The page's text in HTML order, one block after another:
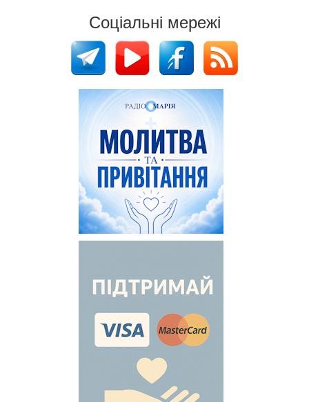
Соціальні мережі